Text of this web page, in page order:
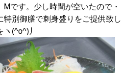
Mです。少し時間が空いたので・
特別御膳で刺身盛りをご提供致し
ヽ(^o^)丿